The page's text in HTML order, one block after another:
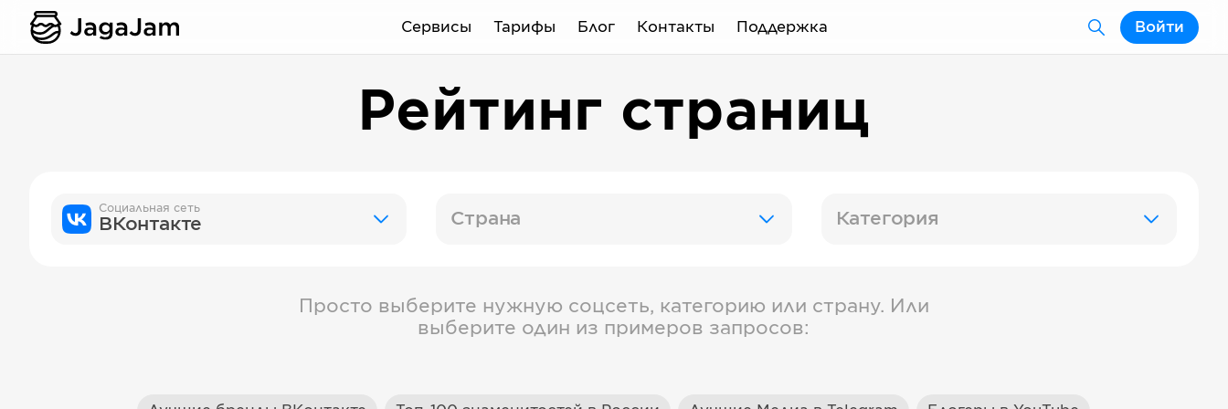
Сервисы Тарифы Блог Контакты Поддержка Войти
Рейтинг страниц
Социальная сеть
ВКонтакте Страна Категория
Просто выберите нужную соцсеть, категорию или страну. Или
выберите один из примеров запросов: